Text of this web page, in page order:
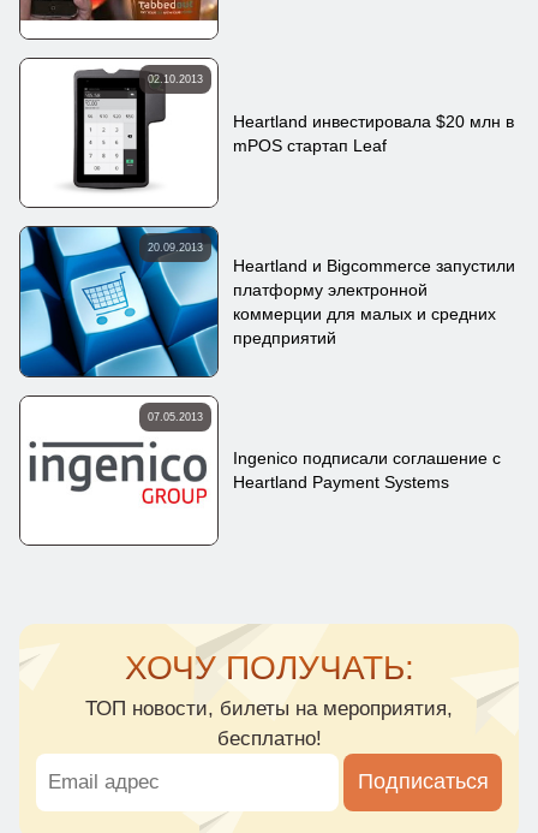
02.10.2013
Heartland инвестировала $20 млн в
mPOS стартап Leaf
20.09.2013
Heartland и Bigcommerce запустили
платформу электронной
коммерции для малых и средних
предприятий
07.05.2013
Ingenico подписали соглашение с
Heartland Payment Systems
ХОЧУ ПОЛУЧАТЬ:
ТОП новости, билеты на мероприятия,
бесплатно!
Подписаться